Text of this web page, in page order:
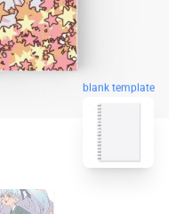
blank template